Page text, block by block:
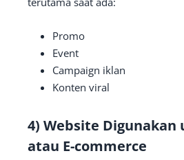
Promo
Event
Campaign iklan
Konten viral
4) Website Digunakan
atau E-commerce